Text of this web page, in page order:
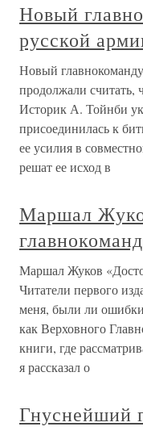
Новый
русской
Новый
продолжали считать,
Историк А. Тойнби
присоединилась к
ее усилия в
решат ее исход в
Маршал
Маршал Жуков
Читатели первого
меня, были ли
как Верховного
книги, где
я рассказал о
Гнуснейший